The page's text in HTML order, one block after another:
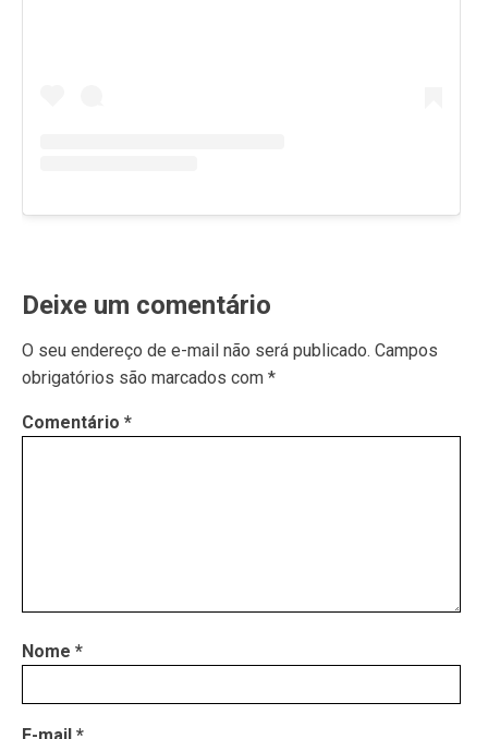
Deixe um comentário
O seu endereço de e-mail não será publicado. Campos
obrigatórios são marcados com *
Comentário *
Nome *